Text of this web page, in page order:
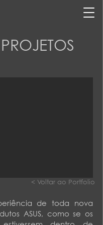
PROJETOS
< Voltar ao Portfolio
de toda nova
ASUS, como se os